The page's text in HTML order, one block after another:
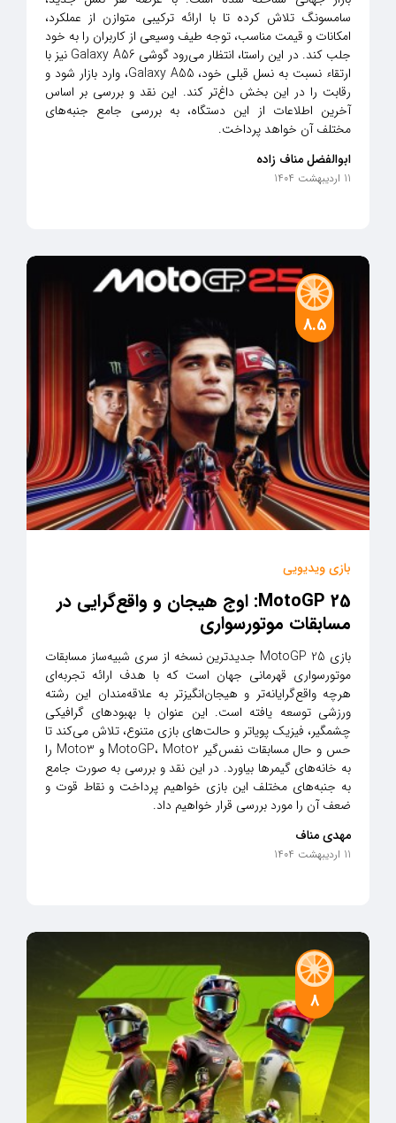
سامسونگ تلاش کرده تا با ارائه ترکیبی متوازن از عملکرد،
امکانات و قیمت مناسب، توجه طیف وسیعی از کاربران را به خود
جلب کند. در این راستا، انتظار می‌رود گوشی Galaxy A56 نیز با
ارتقاء نسبت به نسل قبلی خود، Galaxy A55، وارد بازار شود و
رقابت را در این بخش داغ‌تر کند. این نقد و بررسی بر اساس
آخرین اطلاعات از این دستگاه، به بررسی جامع جنبه‌های
مختلف آن خواهد پرداخت.
ابوالفضل مناف زاده
11 اردیبهشت 1404
8.5
بازی ویدیویی
MotoGP 25: اوج هیجان و واقع‌گرایی در
مسابقات موتورسواری
بازی MotoGP 25 جدیدترین نسخه از سری شبیه‌ساز مسابقات
موتورسواری قهرمانی جهان است که با هدف ارائه تجربه‌ای
هرچه واقع‌گرایانه‌تر و هیجان‌انگیزتر به علاقه‌مندان این رشته
ورزشی توسعه یافته است. این عنوان با بهبودهای گرافیکی
چشمگیر، فیزیک پویاتر و حالت‌های بازی متنوع، تلاش می‌کند تا
حس و حال مسابقات نفس‌گیر MotoGP، Moto2 و Moto3 را
به خانه‌های گیمرها بیاورد. در این نقد و بررسی به صورت جامع
به جنبه‌های مختلف این بازی خواهیم پرداخت و نقاط قوت و
ضعف آن را مورد بررسی قرار خواهیم داد.
مهدی مناف
11 اردیبهشت 1404
8